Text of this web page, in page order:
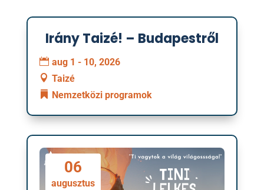
01
augusztus
Irány Taizé! – Budapestről
aug 1 - 10, 2026
Taizé
Nemzetközi programok
06
augusztus